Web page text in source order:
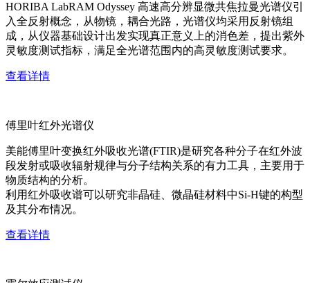
HORIBA LabRAM Odyssey 高速高分辨显微共焦拉曼光谱仪引
入全反射概念，从物镜，耦合光路，光谱仪均采用反射镜组
成，从仪器基础设计出发实现真正意义上的消色差，提出紫外
灵敏度测试指标，满足全光谱范围内的高灵敏度测试要求。
查看详情
傅里叶红外光谱仪
美能傅里叶变换红外吸收光谱(FTIR)是研究各种分子在红外波
段发射或吸收辐射规律与分子结构关系的有力工具，主要用于
物质结构的分析。
利用红外吸收谱可以研究非晶硅、微晶硅材料中Si-H键的构型
及其分布情况。
查看详情